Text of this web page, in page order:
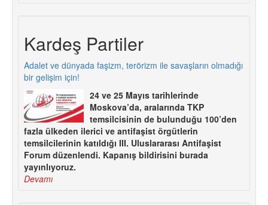
Kardeş Partiler
Adalet ve dünyada faşizm, terörizm ile savaşların olmadığı
bir gelişim için!
24 ve 25 Mayıs tarihlerinde
Moskova’da, aralarında TKP
temsilcisinin de bulunduğu 100’den
fazla ülkeden ilerici ve antifaşist örgütlerin
temsilcilerinin katıldığı III. Uluslararası Antifaşist
Forum düzenlendi. Kapanış bildirisini burada
yayınlıyoruz.
Devamı